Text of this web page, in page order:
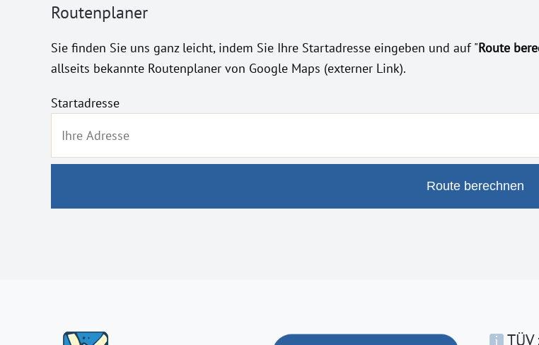
Routenplaner
Sie finden Sie uns ganz leicht, indem Sie Ihre Startadresse eingeben und auf "Route
allseits bekannte Routenplaner von Google Maps (externer Link).
Startadresse
Route berechnen